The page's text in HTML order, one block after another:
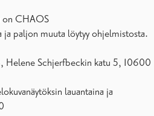
on CHAOS
paljon muuta löytyy ohjelmistosta.
Helene Schjerfbeckin katu 5, 10600
lauantaina ja